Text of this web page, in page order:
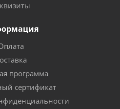
программа
сертификат